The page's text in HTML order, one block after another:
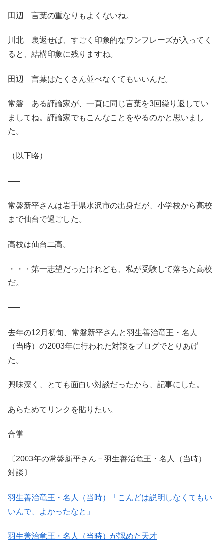
田辺 言葉の重なりもよくないね。
川北 裏返せば、すごく印象的なワンフレーズが入ってく
ると、結構印象に残りますね。
田辺 言葉はたくさん並べなくてもいいんだ。
常磐 ある評論家が、一頁に同じ言葉を3回繰り返してい
ましてね。評論家でもこんなことをやるのかと思いまし
た。
（以下略）
—–
常盤新平さんは岩手県水沢市の出身だが、小学校から高校
まで仙台で過ごした。
高校は仙台二高。
・・・第一志望だったけれども、私が受験して落ちた高校
だ。
—–
去年の12月初旬、常磐新平さんと羽生善治竜王・名人
（当時）の2003年に行われた対談をブログでとりあげ
た。
興味深く、とても面白い対談だったから、記事にした。
あらためてリンクを貼りたい。
合掌
〔2003年の常盤新平さん－羽生善治竜王・名人（当時）
対談〕
羽生善治竜王・名人（当時）「こんどは説明しなくてもい
いんで、よかったなと」
羽生善治竜王・名人（当時）が認めた天才